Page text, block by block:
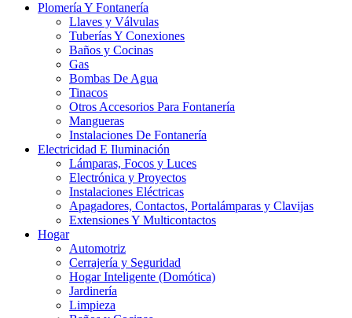
Plomería Y Fontanería
Llaves y Válvulas
Tuberías Y Conexiones
Baños y Cocinas
Gas
Bombas De Agua
Tinacos
Otros Accesorios Para Fontanería
Mangueras
Instalaciones De Fontanería
Electricidad E Iluminación
Lámparas, Focos y Luces
Electrónica y Proyectos
Instalaciones Eléctricas
Apagadores, Contactos, Portalámparas y Clavijas
Extensiones Y Multicontactos
Hogar
Automotriz
Cerrajería y Seguridad
Hogar Inteligente (Domótica)
Jardinería
Limpieza